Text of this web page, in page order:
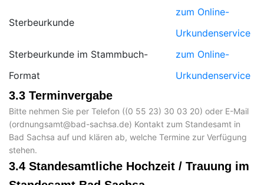
Sterbeurkunde
zum Online-
Urkundenservice
Sterbeurkunde im Stammbuch-
Format
zum Online-
Urkundenservice
3.3 Terminvergabe
Bitte nehmen Sie per Telefon (
) oder E-Mail
(
) Kontakt zum Standesamt in
Bad Sachsa auf und klären ab, welche Termine zur Verfügung
stehen.
3.4 Standesamtliche Hochzeit / Trauung im